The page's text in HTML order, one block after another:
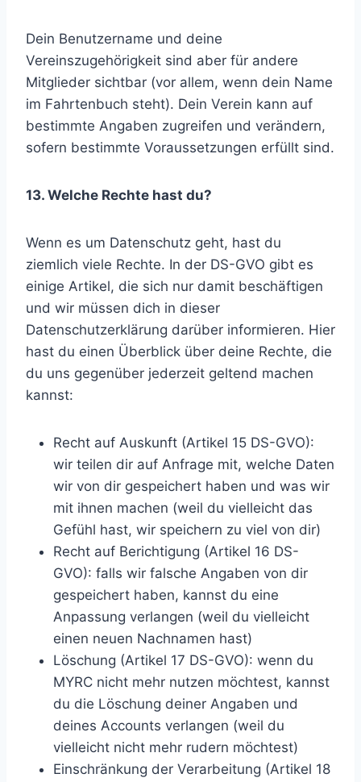
Dein Benutzername und deine
Vereinszugehörigkeit sind aber für andere
Mitglieder sichtbar (vor allem, wenn dein Name
im Fahrtenbuch steht). Dein Verein kann auf
bestimmte Angaben zugreifen und verändern,
sofern bestimmte Voraussetzungen erfüllt sind.
13. Welche Rechte hast du?
Wenn es um Datenschutz geht, hast du
ziemlich viele Rechte. In der DS-GVO gibt es
einige Artikel, die sich nur damit beschäftigen
und wir müssen dich in dieser
Datenschutzerklärung darüber informieren. Hier
hast du einen Überblick über deine Rechte, die
du uns gegenüber jederzeit geltend machen
kannst:
Recht auf Auskunft (Artikel 15 DS-GVO):
wir teilen dir auf Anfrage mit, welche Daten
wir von dir gespeichert haben und was wir
mit ihnen machen (weil du vielleicht das
Gefühl hast, wir speichern zu viel von dir)
Recht auf Berichtigung (Artikel 16 DS-
GVO): falls wir falsche Angaben von dir
gespeichert haben, kannst du eine
Anpassung verlangen (weil du vielleicht
einen neuen Nachnamen hast)
Löschung (Artikel 17 DS-GVO): wenn du
MYRC nicht mehr nutzen möchtest, kannst
du die Löschung deiner Angaben und
deines Accounts verlangen (weil du
vielleicht nicht mehr rudern möchtest)
Einschränkung der Verarbeitung (Artikel 18